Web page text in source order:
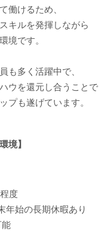
働けるため、
キルを発揮しながら
境です。
も多く活躍中で、
ウを還元し合うことで
プも遂げています。
境】
度
始の長期休暇あり